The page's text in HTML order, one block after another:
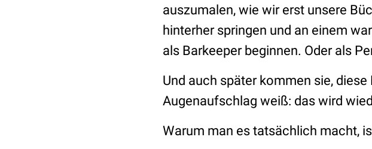
auszumalen, wie wir erst unsere
hinterher springen und an einem
als Barkeeper beginnen. Oder als
Und auch später kommen sie,
Augenaufschlag weiß: das wird
Warum man es tatsächlich macht,